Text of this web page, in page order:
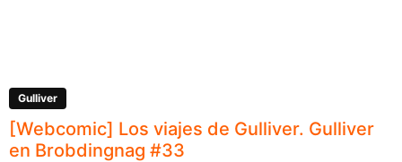
Gulliver
[Webcomic] Los viajes de Gulliver. Gulliver
en Brobdingnag #33